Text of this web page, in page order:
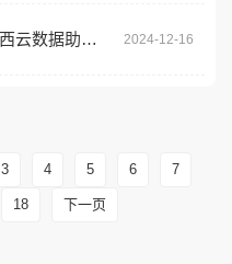
先行东数西算，践行绿色发展，西云数据助力数字未来 2024-12-16
3 4 5 6 7
18 下一页